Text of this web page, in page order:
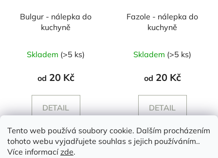
Tento web používá soubory cookie. Dalším procházením
tohoto webu vyjadřujete souhlas s jejich používáním..
Více informacízde.
Bulgur - nálepka do
kuchyně
Skladem (>5 ks)
od 20 Kč
DETAIL
Fazole - nálepka do
kuchyně
hodnocení
produktu
5,0
z
hvězdiček.
Skladem (>5 ks)
od 20 Kč
DETAIL